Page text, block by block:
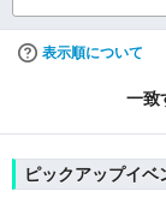
表示順について
一致
ピックアップイベ